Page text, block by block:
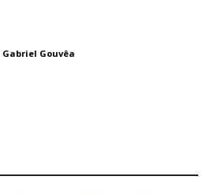
Gabriel Gouvêa